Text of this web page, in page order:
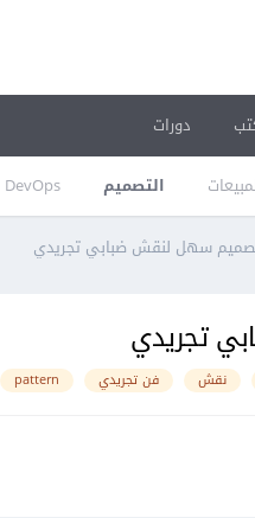
التصميم DevOps
دورات
سهل لنقش ضبابي تجريدي
تجريدي
نقش فن تجريدي pattern